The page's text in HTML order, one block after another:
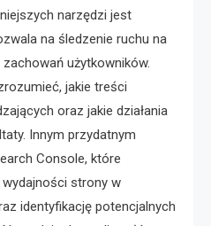
narzędzi jest
na śledzenie ruchu na
użytkowników.
jakie treści
oraz jakie działania
Innym przydatnym
Console, które
strony w
identyfikację potencjalnych